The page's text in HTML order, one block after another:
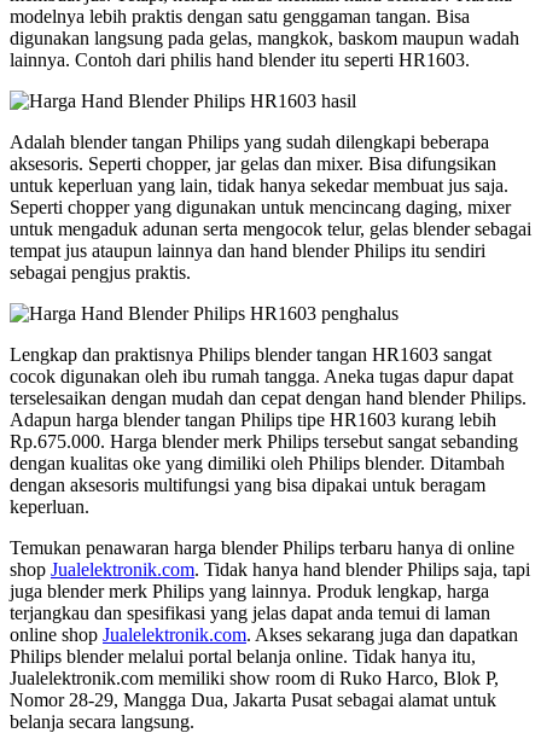
modelnya lebih praktis dengan satu genggaman tangan. Bisa
digunakan langsung pada gelas, mangkok, baskom maupun wadah
lainnya. Contoh dari philis hand blender itu seperti HR1603.
Adalah blender tangan Philips yang sudah dilengkapi beberapa
aksesoris. Seperti chopper, jar gelas dan mixer. Bisa difungsikan
untuk keperluan yang lain, tidak hanya sekedar membuat jus saja.
Seperti chopper yang digunakan untuk mencincang daging, mixer
untuk mengaduk adunan serta mengocok telur, gelas blender sebagai
tempat jus ataupun lainnya dan hand blender Philips itu sendiri
sebagai pengjus praktis.
Lengkap dan praktisnya Philips blender tangan HR1603 sangat
cocok digunakan oleh ibu rumah tangga. Aneka tugas dapur dapat
terselesaikan dengan mudah dan cepat dengan hand blender Philips.
Adapun harga blender tangan Philips tipe HR1603 kurang lebih
Rp.675.000. Harga blender merk Philips tersebut sangat sebanding
dengan kualitas oke yang dimiliki oleh Philips blender. Ditambah
dengan aksesoris multifungsi yang bisa dipakai untuk beragam
keperluan.
Temukan penawaran harga blender Philips terbaru hanya di online
shop Jualelektronik.com. Tidak hanya hand blender Philips saja, tapi
juga blender merk Philips yang lainnya. Produk lengkap, harga
terjangkau dan spesifikasi yang jelas dapat anda temui di laman
online shop Jualelektronik.com. Akses sekarang juga dan dapatkan
Philips blender melalui portal belanja online. Tidak hanya itu,
Jualelektronik.com memiliki show room di Ruko Harco, Blok P,
Nomor 28-29, Mangga Dua, Jakarta Pusat sebagai alamat untuk
belanja secara langsung.